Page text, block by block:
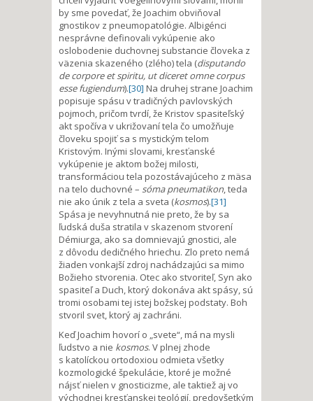
by sme povedať, že Joachim obviňoval
gnostikov z pneumopatológie. Albigénci
nesprávne definovali vykúpenie ako
oslobodenie duchovnej substancie človeka z
väzenia skazeného (zlého) tela (disputando
de corpore et spiritu, ut diceret omne corpus
esse fugiendum).[30] Na druhej strane Joachim
popisuje spásu v tradičných pavlovských
pojmoch, pričom tvrdí, že Kristov spasiteľský
akt spočíva v ukrižovaní tela čo umožňuje
človeku spojiť sa s mystickým telom
Kristovým. Inými slovami, kresťanské
vykúpenie je aktom božej milosti,
transformáciou tela pozostávajúceho z mäsa
na telo duchovné – sóma pneumatikon, teda
nie ako únik z tela a sveta (kosmos).[31]
Spása je nevyhnutná nie preto, že by sa
ľudská duša stratila v skazenom stvorení
Démiurga, ako sa domnievajú gnostici, ale
z dôvodu dedičného hriechu. Zlo preto nemá
žiaden vonkajší zdroj nachádzajúci sa mimo
Božieho stvorenia. Otec ako stvoriteľ, Syn ako
spasiteľ a Duch, ktorý dokonáva akt spásy, sú
tromi osobami tej istej božskej podstaty. Boh
stvoril svet, ktorý aj zachráni.
Keď Joachim hovorí o „svete“, má na mysli
ľudstvo a nie kosmos. V plnej zhode
s katolíckou ortodoxiou odmieta všetky
kozmologické špekulácie, ktoré je možné
nájsť nielen v gnosticizme, ale taktiež aj vo
východnej kresťanskej teológií, predovšetkým